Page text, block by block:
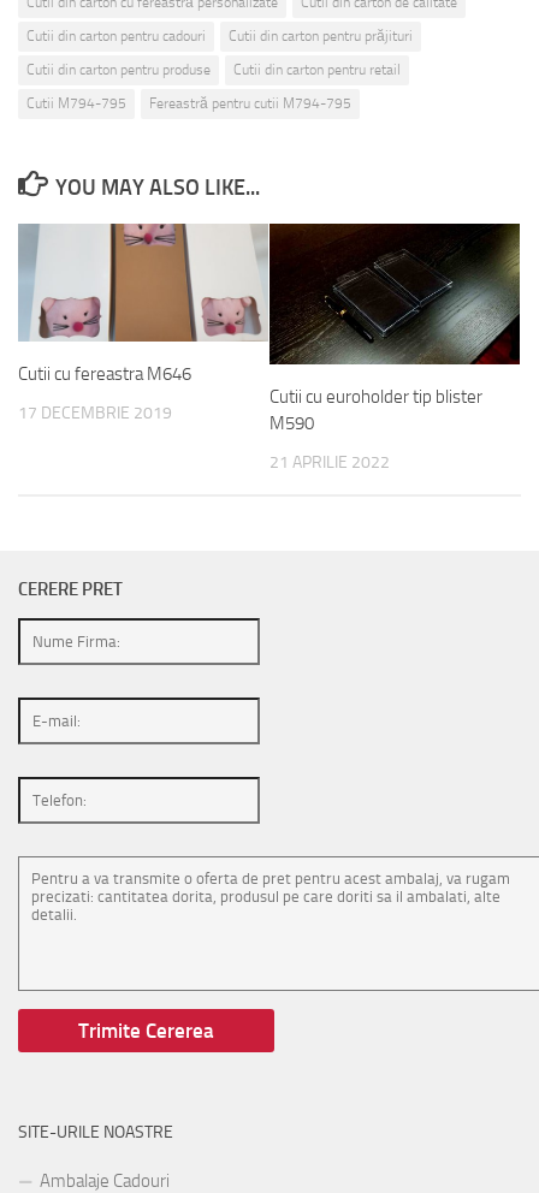
Cutii din carton pentru cadouri
Cutii din carton pentru prăjituri
Cutii din carton pentru produse
Cutii din carton pentru retail
Cutii M794-795
Fereastră pentru cutii M794-795
YOU MAY ALSO LIKE...
Cutii cu fereastra M646
17 DECEMBRIE 2019
Cutii cu euroholder tip blister
M590
21 APRILIE 2022
CERERE PRET
SITE-URILE NOASTRE
Ambalaje Cadouri